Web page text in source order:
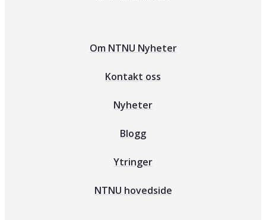
Om NTNU Nyheter
Kontakt oss
Nyheter
Blogg
Ytringer
NTNU hovedside